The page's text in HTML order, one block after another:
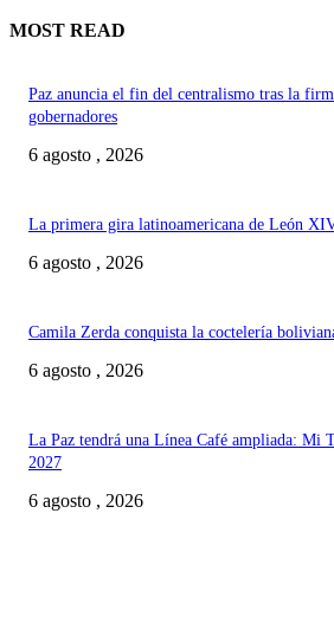
MOST READ
Paz anuncia el fin del centralismo tras la
gobernadores
6 agosto , 2026
La primera gira latinoamericana de León
6 agosto , 2026
Camila Zerda conquista la coctelería
6 agosto , 2026
La Paz tendrá una Línea Café ampliada: Mi
2027
6 agosto , 2026